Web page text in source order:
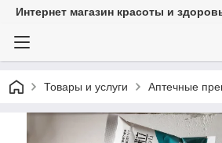
Интернет магазин красоты и
Товары и услуги Аптечные